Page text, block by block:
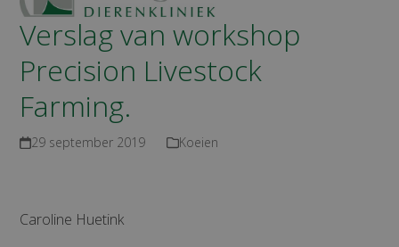
mobile
menu
mobile
menu
Verslag van workshop
Precision Livestock
Farming.
29 september 2019 Koeien
Caroline Huetink